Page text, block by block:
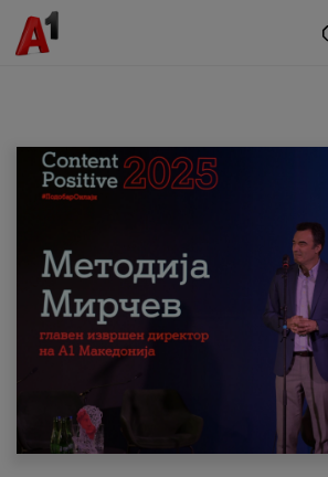
МК EN
Приватни Деловни
Поддршка
Надополни кредит